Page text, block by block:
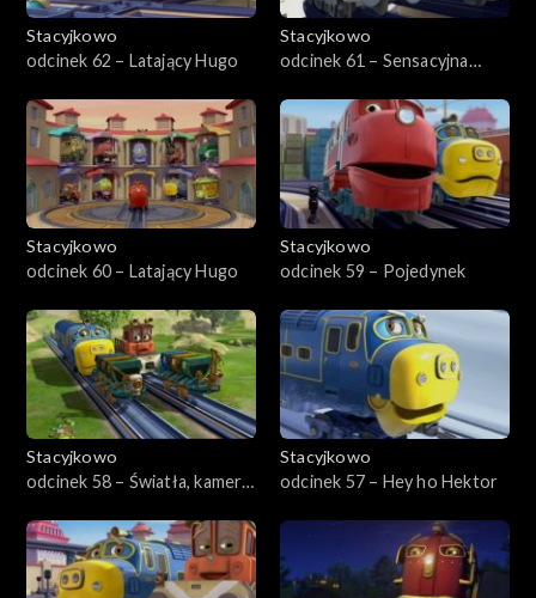
Stacyjkowo
odcinek 62 – Latający Hugo
Stacyjkowo
odcinek 61 – Sensacyjna
Stacyjkowo
odcinek 60 – Latający Hugo
Stacyjkowo
odcinek 59 – Pojedynek
Stacyjkowo
odcinek 58 – Światła, kamera,
Stacyjkowo
odcinek 57 – Hey ho Hektor